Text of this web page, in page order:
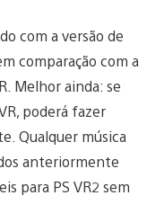
com a versão de
comparação com a
Melhor ainda: se
poderá fazer
Qualquer música
anteriormente
para PS VR2 sem